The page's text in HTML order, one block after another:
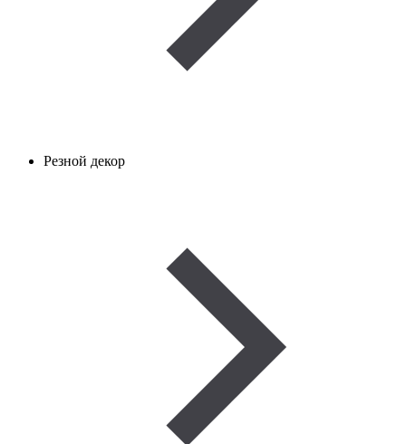
Резной декор